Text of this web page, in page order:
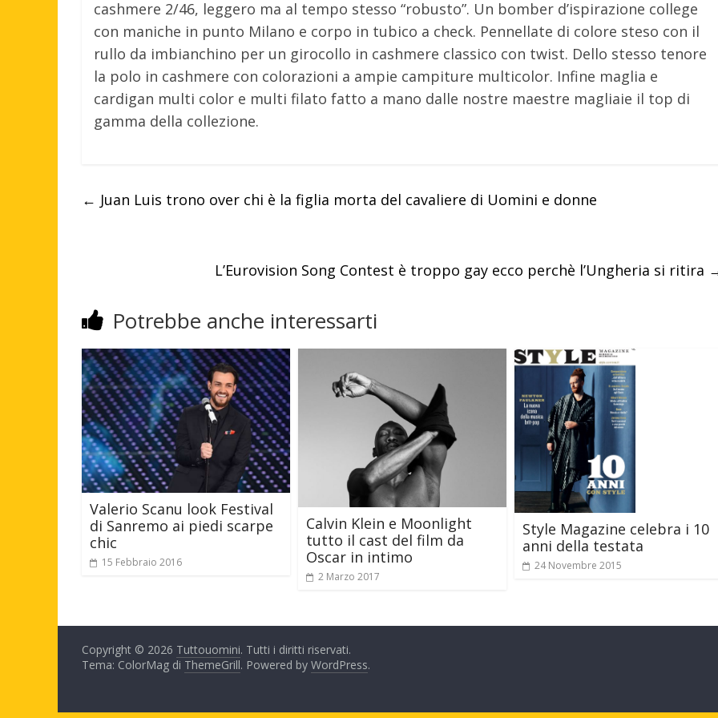
cashmere 2/46, leggero ma al tempo stesso “robusto”. Un bomber d’ispirazione college
con maniche in punto Milano e corpo in tubico a check. Pennellate di colore steso con il
rullo da imbianchino per un girocollo in cashmere classico con twist. Dello stesso tenore
la polo in cashmere con colorazioni a ampie campiture multicolor. Infine maglia e
cardigan multi color e multi filato fatto a mano dalle nostre maestre magliaie il top di
gamma della collezione.
← Juan Luis trono over chi è la figlia morta del cavaliere di Uomini e donne
L’Eurovision Song Contest è troppo gay ecco perchè l’Ungheria si ritira
Potrebbe anche interessarti
Valerio Scanu look Festival
di Sanremo ai piedi scarpe
chic
15 Febbraio 2016
Calvin Klein e Moonlight
tutto il cast del film da
Oscar in intimo
2 Marzo 2017
Style Magazine celebra i 10
anni della testata
24 Novembre 2015
Copyright © 2026 Tuttouomini. Tutti i diritti riservati.
Tema: ColorMag di ThemeGrill. Powered by WordPress.